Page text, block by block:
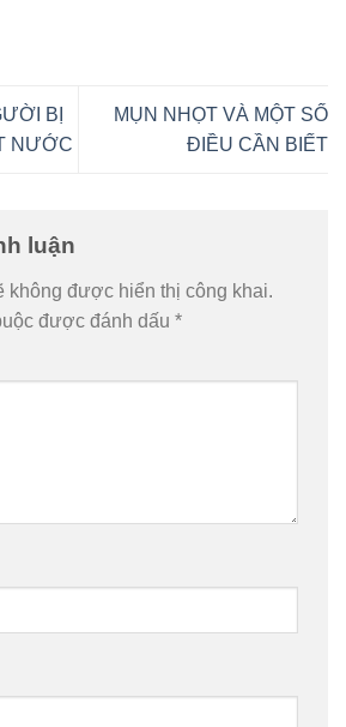
BỊ
NƯỚC
MỤN NHỌT VÀ MỘT SỐ
ĐIỀU CẦN BIẾT
luận
không được hiển thị công khai.
được đánh dấu *